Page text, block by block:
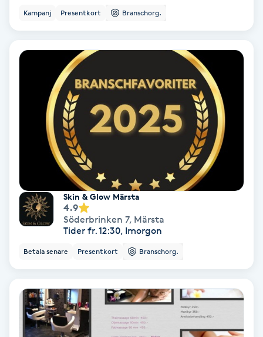
Ansiktsbehandling djuprengörande
Babylights
Bambumassage
Barnklippning
BIAB
Blowout
Bottenfärg
Brynformning
Kampanj Presentkort Branschorg.
Skin & Glow Märsta
4.9
Söderbrinken 7, Märsta
Tider fr. 12:30, Imorgon
Betala senare Presentkort Branschorg.